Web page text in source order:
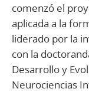
comenzó el
aplicada a la
liderado por la
con la
Desarrollo y
Neurociencias